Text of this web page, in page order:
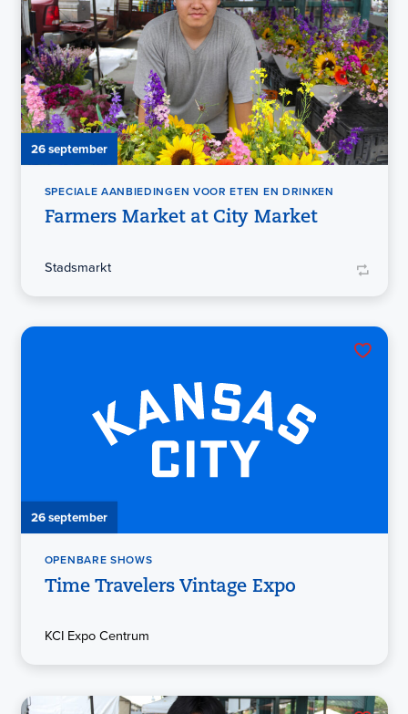
26 september
SPECIALE AANBIEDINGEN VOOR ETEN EN DRINKEN
Farmers Market at City Market
Stadsmarkt
26 september
OPENBARE SHOWS
Time Travelers Vintage Expo
KCI Expo Centrum